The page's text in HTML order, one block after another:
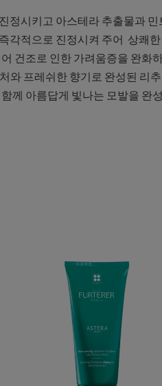
정시키고 아스테라 추출물과 민
각적으로 진정시켜 주어 상쾌한
건조로 인한 가려움증을 완화
와 프레쉬한 향기로 완성된 리
께 아름답게 빛나는 모발을 완
스
테
라
레
수